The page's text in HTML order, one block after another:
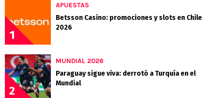
1
APUESTAS
Betsson Casino: promociones y slots en Chile
2026
2
MUNDIAL 2026
Paraguay sigue viva: derrotó a Turquía en el
Mundial